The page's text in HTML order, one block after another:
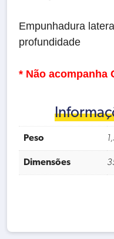
Empunhadura
profundidade
* Não acompanha
Peso
Dimensões